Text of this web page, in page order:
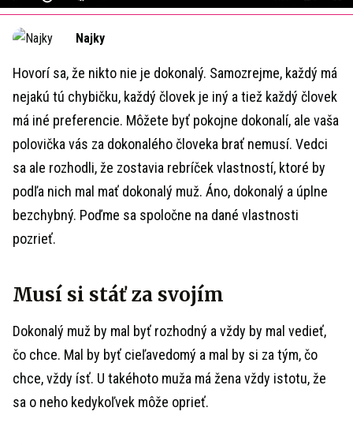
0%
Rate
Najky
Hovorí sa, že nikto nie je dokonalý. Samozrejme, každý má
nejakú tú chybičku, každý človek je iný a tiež každý človek
má iné preferencie. Môžete byť pokojne dokonalí, ale vaša
polovička vás za dokonalého človeka brať nemusí. Vedci
sa ale rozhodli, že zostavia rebríček vlastností, ktoré by
podľa nich mal mať dokonalý muž. Áno, dokonalý a úplne
bezchybný. Poďme sa spoločne na dané vlastnosti
pozrieť.
Musí si stáť za svojím
Dokonalý muž by mal byť rozhodný a vždy by mal vedieť,
čo chce. Mal by byť cieľavedomý a mal by si za tým, čo
chce, vždy ísť. U takéhoto muža má žena vždy istotu, že
sa o neho kedykoľvek môže oprieť.